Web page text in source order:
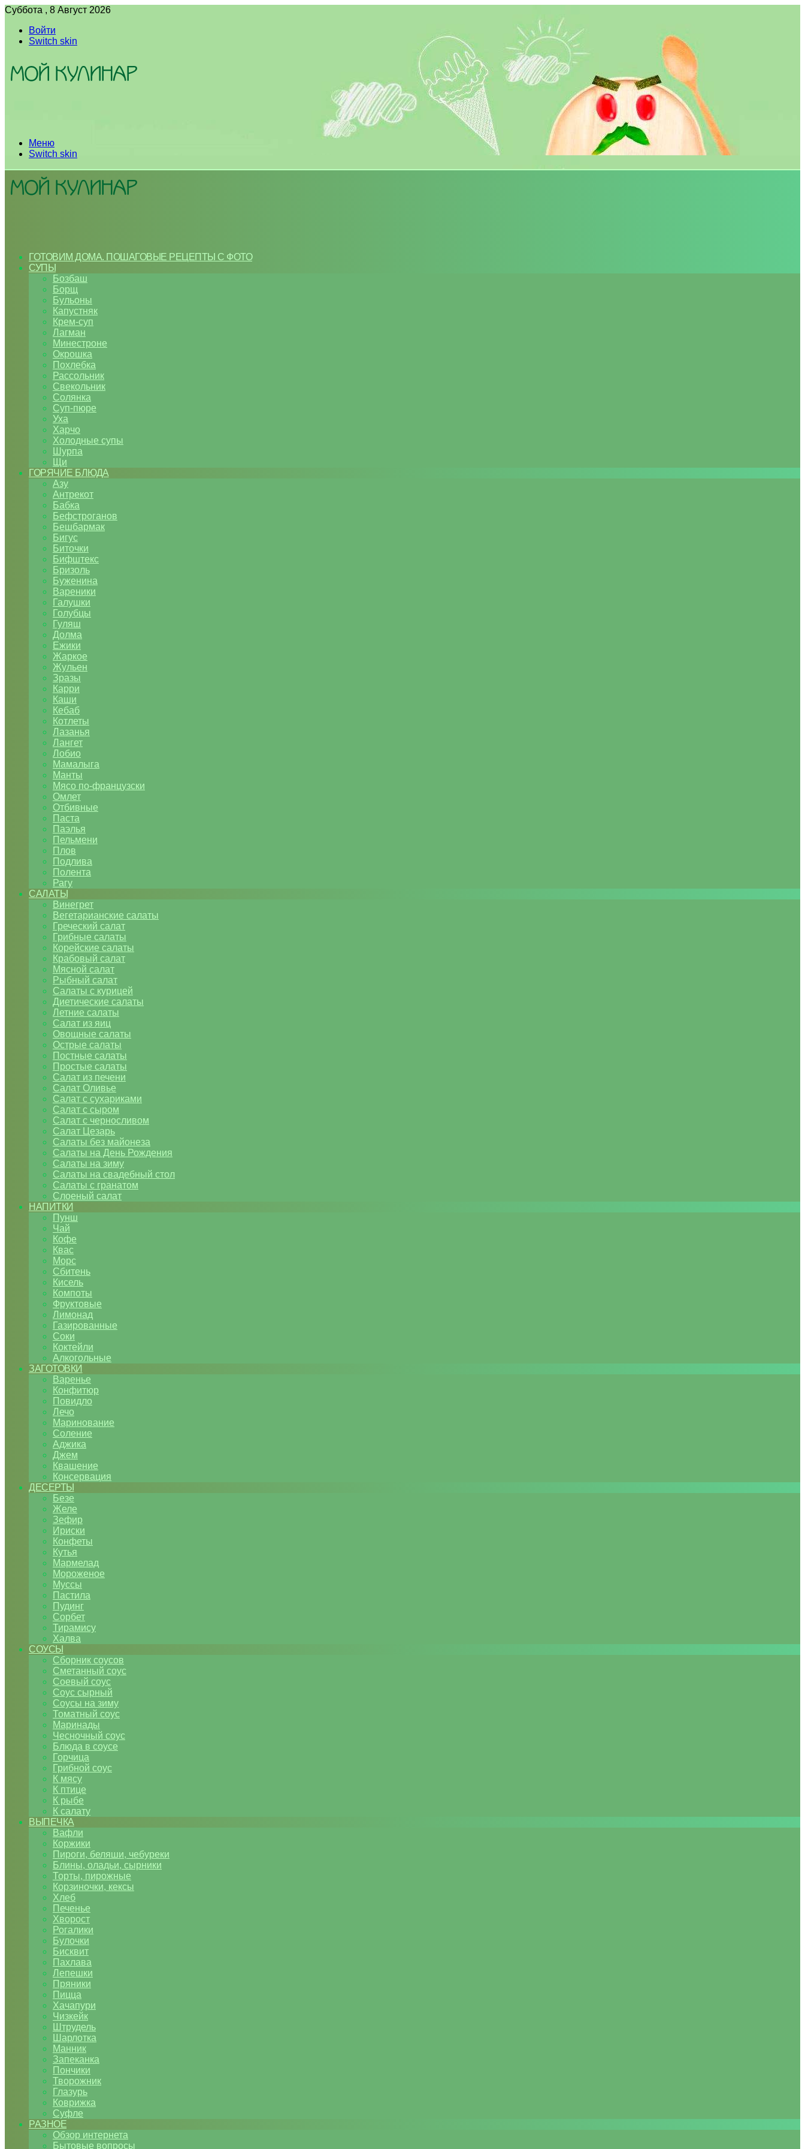
Суббота , 8 Август 2026
Войти
Switch skin
Меню
Switch skin
ГОТОВИМ ДОМА. ПОШАГОВЫЕ РЕЦЕПТЫ С ФОТО
СУПЫ
Бозбаш
Борщ
Бульоны
Капустняк
Крем-суп
Лагман
Минестроне
Окрошка
Похлебка
Рассольник
Свекольник
Солянка
Суп-пюре
Уха
Харчо
Холодные супы
Шурпа
Щи
ГОРЯЧИЕ БЛЮДА
Азу
Антрекот
Бабка
Бефстроганов
Бешбармак
Бигус
Биточки
Бифштекс
Бризоль
Буженина
Вареники
Галушки
Голубцы
Гуляш
Долма
Ежики
Жаркое
Жульен
Зразы
Карри
Каши
Кебаб
Котлеты
Лазанья
Лангет
Лобио
Мамалыга
Манты
Мясо по-французски
Омлет
Отбивные
Паста
Паэлья
Пельмени
Плов
Подлива
Полента
Рагу
САЛАТЫ
Винегрет
Вегетарианские салаты
Греческий салат
Грибные салаты
Корейские салаты
Крабовый салат
Мясной салат
Рыбный салат
Салаты с курицей
Диетические салаты
Летние салаты
Салат из яиц
Овощные салаты
Острые салаты
Постные салаты
Простые салаты
Салат из печени
Салат Оливье
Салат с сухариками
Салат с сыром
Салат с черносливом
Салат Цезарь
Салаты без майонеза
Салаты на День Рождения
Салаты на зиму
Салаты на свадебный стол
Салаты с гранатом
Слоеный салат
НАПИТКИ
Пунш
Чай
Кофе
Квас
Морс
Сбитень
Кисель
Компоты
Фруктовые
Лимонад
Газированные
Соки
Коктейли
Алкогольные
ЗАГОТОВКИ
Варенье
Конфитюр
Повидло
Лечо
Маринование
Соление
Аджика
Джем
Квашение
Консервация
ДЕСЕРТЫ
Безе
Желе
Зефир
Ириски
Конфеты
Кутья
Мармелад
Мороженое
Муссы
Пастила
Пудинг
Сорбет
Тирамису
Халва
СОУСЫ
Сборник соусов
Сметанный соус
Соевый соус
Соус сырный
Соусы на зиму
Томатный соус
Маринады
Чесночный соус
Блюда в соусе
Горчица
Грибной соус
К мясу
К птице
К рыбе
К салату
ВЫПЕЧКА
Вафли
Коржики
Пироги, беляши, чебуреки
Блины, оладьи, сырники
Торты, пирожные
Корзиночки, кексы
Хлеб
Печенье
Хворост
Рогалики
Булочки
Бисквит
Пахлава
Лепешки
Пряники
Пицца
Хачапури
Чизкейк
Штрудель
Шарлотка
Манник
Запеканка
Пончики
Творожник
Глазурь
Коврижка
Суфле
РАЗНОЕ
Обзор интернета
Бытовые вопросы